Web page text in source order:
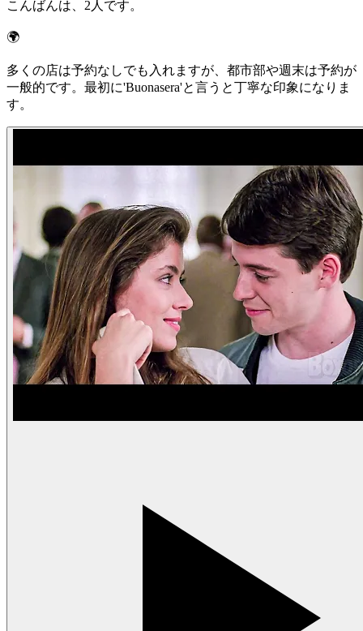
こんばんは、2人です。
🌍
多くの店は予約なしでも入れますが、都市部や週末は予約が
一般的です。最初に'Buonasera'と言うと丁寧な印象になりま
す。